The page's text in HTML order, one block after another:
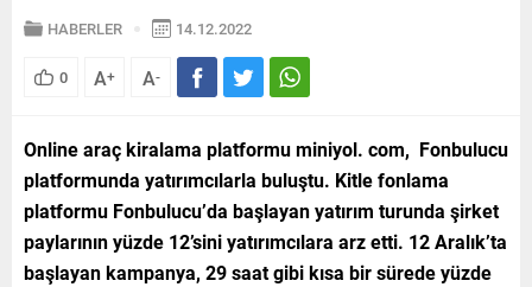
HABERLER 14.12.2022
0 A+ A-
Online araç kiralama platformu miniyol. com, Fonbulucu
platformunda yatırımcılarla buluştu. Kitle fonlama
platformu Fonbulucu’da başlayan yatırım turunda şirket
paylarının yüzde 12’sini yatırımcılara arz etti. 12 Aralık’ta
başlayan kampanya, 29 saat gibi kısa bir sürede yüzde